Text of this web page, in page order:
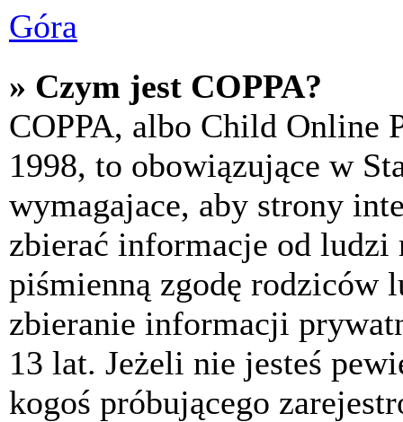
Góra
» Czym jest COPPA?
COPPA, albo Child Online
1998, to obowiązujące w
wymagajace, aby strony
zbierać informacje od
piśmienną zgodę rodziców
zbieranie informacji
13 lat. Jeżeli nie jesteś
kogoś próbującego